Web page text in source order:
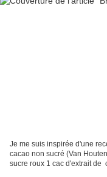
Je me suis inspirée d'une
cacao non sucré (Van
sucre roux 1 cac d'extrait de